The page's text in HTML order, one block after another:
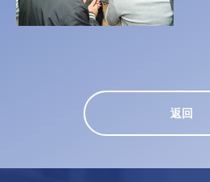
返回